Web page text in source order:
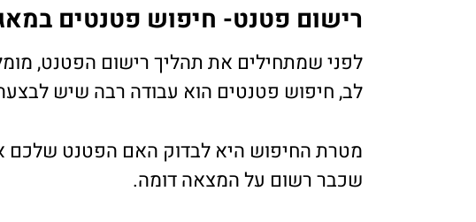
רישום פטנט- חיפוש פטנטים
לפני שמתחילים את תהליך רישום הפטנט,
לב, חיפוש פטנטים הוא עבודה רבה שיש
מטרת החיפוש היא לבדוק האם הפטנט שלכם
שכבר רשום על המצאה דומה.